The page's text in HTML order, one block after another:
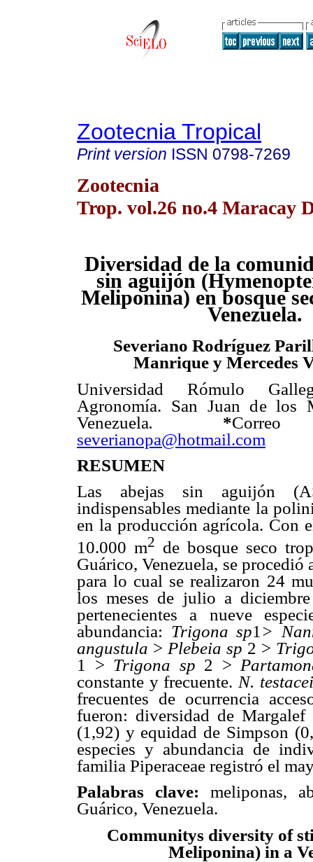
Zootecnia Tropical
Print version ISSN 0798-7269
Zootecnia
Trop. vol.26 no.4 Maracay
Diversidad de la
sin aguijón
Meliponina) en bosque
Venezuela.
Severiano Rodríguez
Manrique y Mercedes
Universidad Rómulo
Agronomía. San Juan de los
Venezuela. *Correo
severianopa@hotmail.com
RESUMEN
Las abejas sin aguijón
indispensables mediante la
en la producción agrícola. Con
10.000 m2 de bosque seco
Guárico, Venezuela, se
para lo cual se realizaron 24
los meses de julio a
pertenecientes a nueve
abundancia: Trigona sp1 >
angustula > Plebeia sp 2 >
1 > Trigona sp 2 >
constante y frecuente. N.
frecuentes de ocurrencia
fueron: diversidad de
(1,92) y equidad de Simpson
especies y abundancia de
familia Piperaceae registró el
Palabras clave: meliponas,
Guárico, Venezuela.
Communitys diversity of
Meliponina) in a